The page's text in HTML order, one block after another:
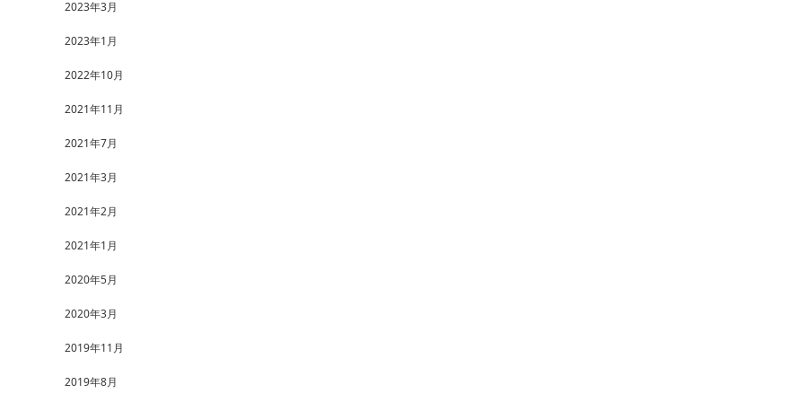
2023年3月
2023年1月
2022年10月
2021年11月
2021年7月
2021年3月
2021年2月
2021年1月
2020年5月
2020年3月
2019年11月
2019年8月